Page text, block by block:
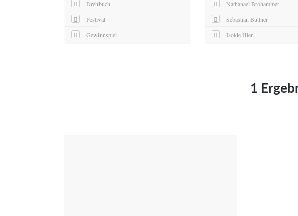
Drehbuch
Festival
Gewinnspiel
Nathanael Brohammer
Sebastian Büttner
Isolde Hien
1